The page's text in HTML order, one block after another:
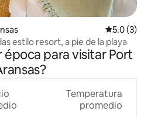
5.0 (3)
estilo resort, a pie de la playa
época para visitar Port
Temperatura
promedio